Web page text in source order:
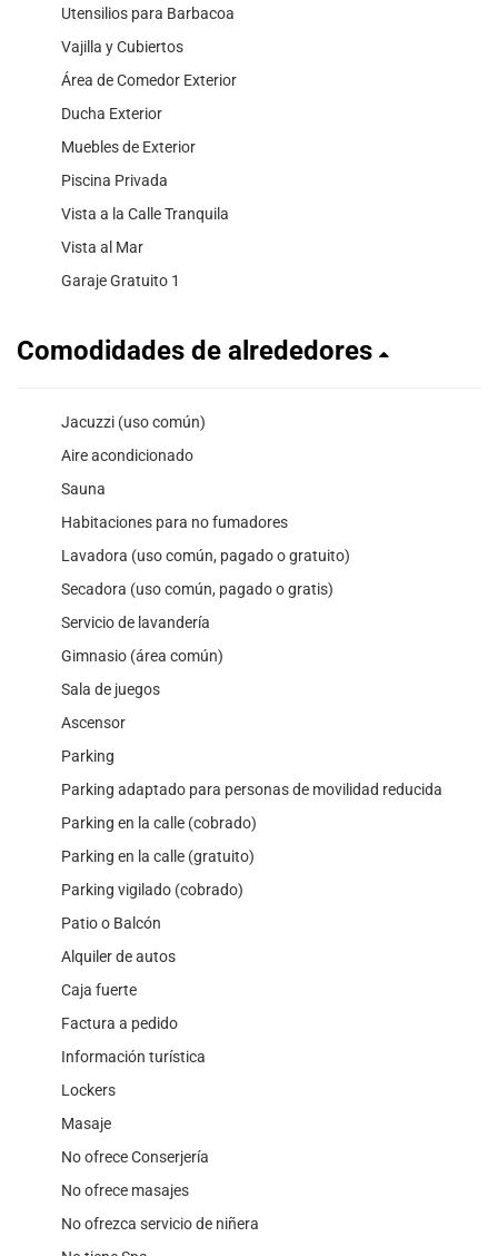
Utensilios para Barbacoa
Vajilla y Cubiertos
Área de Comedor Exterior
Ducha Exterior
Muebles de Exterior
Piscina Privada
Vista a la Calle Tranquila
Vista al Mar
Garaje Gratuito 1
Comodidades de alrededores
Jacuzzi (uso común)
Aire acondicionado
Sauna
Habitaciones para no fumadores
Lavadora (uso común, pagado o gratuito)
Secadora (uso común, pagado o gratis)
Servicio de lavandería
Gimnasio (área común)
Sala de juegos
Ascensor
Parking
Parking adaptado para personas de movilidad reducida
Parking en la calle (cobrado)
Parking en la calle (gratuito)
Parking vigilado (cobrado)
Patio o Balcón
Alquiler de autos
Caja fuerte
Factura a pedido
Información turística
Lockers
Masaje
No ofrece Conserjería
No ofrece masajes
No ofrezca servicio de niñera